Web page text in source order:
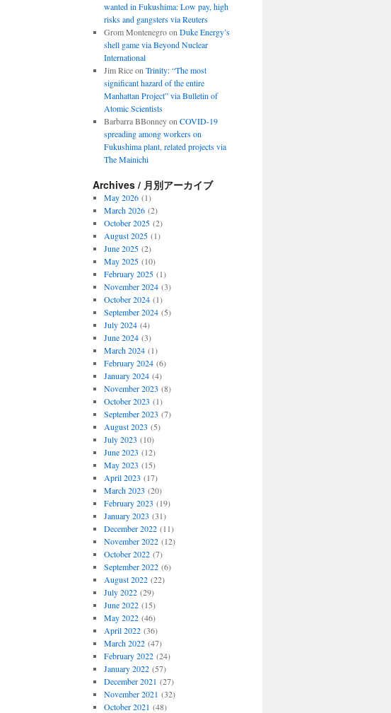
wanted in Fukushima: Low pay, high
risks and gangsters via Reuters
Grom Montenegroon Duke Energy’s
shell game via Beyond Nuclear
International
Jim Riceon Trinity: “The most
significant hazard of the entire
Manhattan Project” via Bulletin of
Atomic Scientists
Barbarra BBonneyon COVID-19
spreading among workers on
Fukushima plant, related projects via
The Mainichi
Archives / 月別アーカイブ
May 2026(1)
March 2026(2)
October 2025(2)
August 2025(1)
June 2025(2)
May 2025(10)
February 2025(1)
November 2024(3)
October 2024(1)
September 2024(5)
July 2024(4)
June 2024(3)
March 2024(1)
February 2024(6)
January 2024(4)
November 2023 (8)
October 2023 (1)
September 2023 (7)
August 2023 (5)
July 2023 (10)
June 2023 (12)
May 2023 (15)
April 2023 (17)
March 2023 (20)
February 2023 (19)
January 2023 (31)
December 2022(11)
November 2022(12)
October 2022(7)
September 2022(6)
August 2022(22)
July 2022(29)
June 2022(15)
May 2022(46)
April 2022(36)
March 2022(47)
February 2022(24)
January 2022(57)
December 2021 (27)
November 2021 (32)
October 2021 (48)